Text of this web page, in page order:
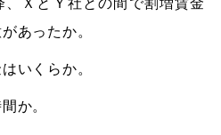
ＸとＹ社との間で割増賃金
あったか。
いくらか。
か。